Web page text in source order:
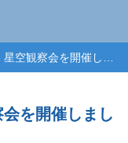
会を開催しまし